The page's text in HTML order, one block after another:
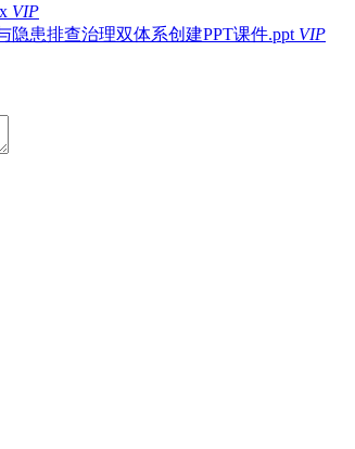
VIP
隐患排查治理双体系创建PPT课件.ppt VIP